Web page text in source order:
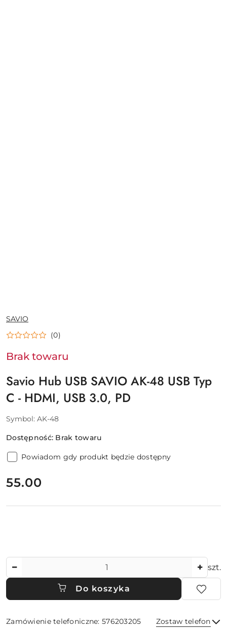
NAZWA
PRODUCENTA:
SAVIO
(0)
Brak towaru
Savio Hub USB SAVIO AK-48 USB Typ
C - HDMI, USB 3.0, PD
Symbol: AK-48
Dostępność: Brak towaru
Powiadom gdy produkt będzie dostępny
cena:
55.00
szt.
Do koszyka
Zamówienie telefoniczne: 576203205 Zostaw telefon